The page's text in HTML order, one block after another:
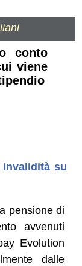
conto
viene
su
pensione di
avvenuti
Evolution
dalle